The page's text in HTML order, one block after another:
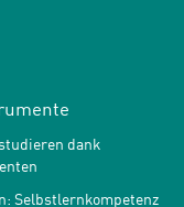
dank
Selbstlernkompetenz